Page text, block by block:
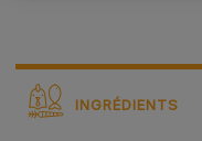
INGRÉDIENTS